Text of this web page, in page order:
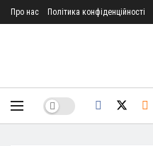
Про нас Політика конфіденційності